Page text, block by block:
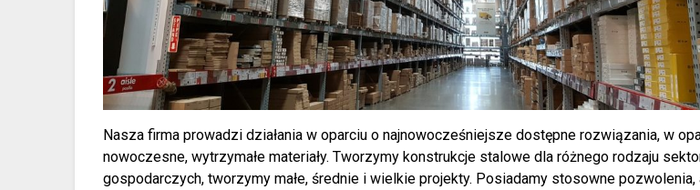
Nasza firma prowadzi działania w oparciu o najnowocześniejsze dostępne rozwiązania, w
nowoczesne, wytrzymałe materiały. Tworzymy konstrukcje stalowe dla różnego rodzaju
gospodarczych, tworzymy małe, średnie i wielkie projekty. Posiadamy stosowne